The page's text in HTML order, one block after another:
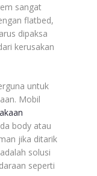
sangat
flatbed,
dipaksa
kerusakan
untuk
Mobil
body atau
jika ditarik
solusi
seperti